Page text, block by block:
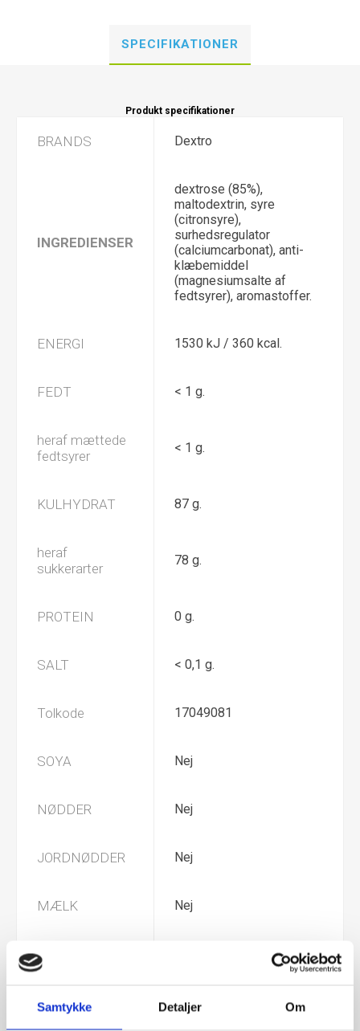
Samtykke Detaljer Om
SPECIFIKATIONER
Produkt specifikationer
BRANDS Dextro
INGREDIENSER
dextrose (85%),
maltodextrin, syre
(citronsyre),
surhedsregulator
(calciumcarbonat), anti-
klæbemiddel
(magnesiumsalte af
fedtsyrer), aromastoffer.
ENERGI 1530 kJ / 360 kcal.
FEDT < 1 g.
heraf mættede
fedtsyrer
< 1 g.
KULHYDRAT 87 g.
heraf
sukkerarter
78 g.
PROTEIN 0 g.
SALT < 0,1 g.
Tolkode 17049081
SOYA Nej
NØDDER Nej
JORDNØDDER Nej
MÆLK Nej
GLUTEN
GELATINE
SVIN
Nej